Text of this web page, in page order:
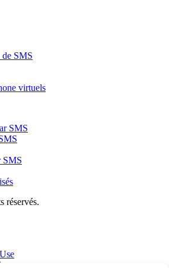
SMS
virtuels
SMS
SMS
réservés.